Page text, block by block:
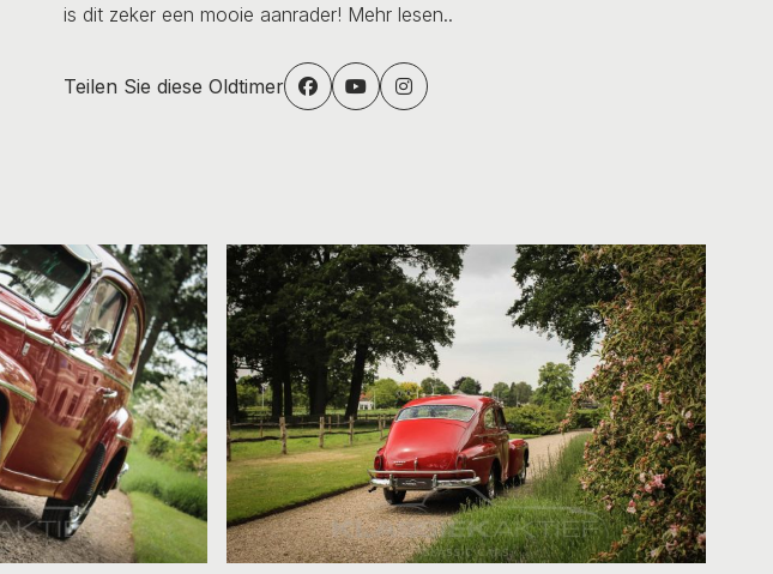
is dit zeker een mooie aanrader! Mehr lesen..
Teilen Sie diese Oldtimer